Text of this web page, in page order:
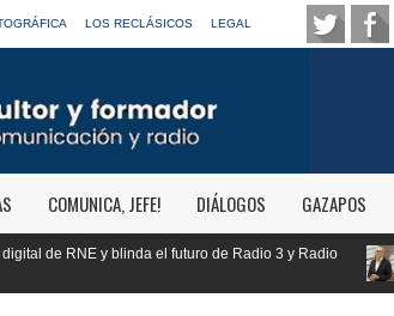
LOS RECLÁSICOS LEGAL
COMUNICA, JEFE! DIÁLOGOS GAZAPOS
3 y Radio
Paco Aura, nuevo presidente de